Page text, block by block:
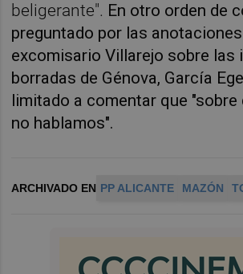
beligerante". En otro orden de
preguntado por las
excomisario Villarejo sobre las
borradas de Génova, García
limitado a comentar que
no hablamos".
ARCHIVADO EN PP ALICANTE MAZÓN